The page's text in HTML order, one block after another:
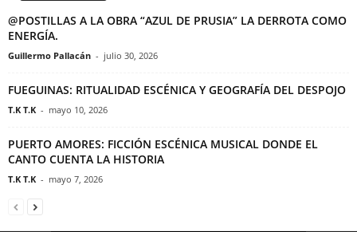
@POSTILLAS A LA OBRA “AZUL DE PRUSIA” LA DERROTA COMO
ENERGÍA.
Guillermo Pallacán - julio 30, 2026
FUEGUINAS: RITUALIDAD ESCÉNICA Y GEOGRAFÍA DEL DESPOJO
T.K T.K - mayo 10, 2026
PUERTO AMORES: FICCIÓN ESCÉNICA MUSICAL DONDE EL
CANTO CUENTA LA HISTORIA
T.K T.K - mayo 7, 2026